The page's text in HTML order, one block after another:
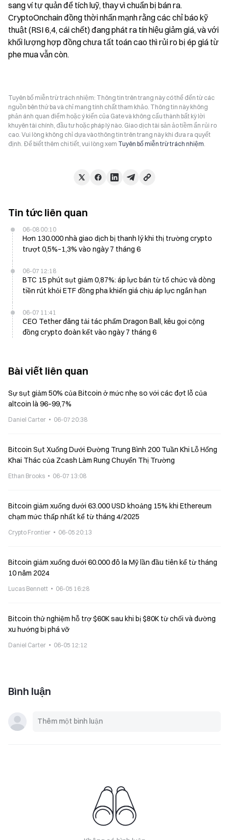
sang ví tự quản để tích luỹ, thay vì chuẩn bị bán ra.
CryptoOnchain đồng thời nhấn mạnh rằng các chỉ báo kỹ
thuật (RSI 6,4, cái chết) đang phát ra tín hiệu giảm giá, và với
khối lượng hợp đồng chưa tất toán cao thì rủi ro bị ép giá từ
phe mua vẫn còn.
Tuyên bố miễn trừ trách nhiệm: Thông tin trên trang này có thể đến từ các
nguồn bên thứ ba và chỉ mang tính chất tham khảo. Thông tin này không
phản ánh quan điểm hoặc ý kiến của Gate và không cấu thành bất kỳ lời
khuyên tài chính, đầu tư hoặc pháp lý nào. Giao dịch tài sản ảo tiềm ẩn rủi ro
cao. Vui lòng không chỉ dựa vào thông tin trên trang này khi đưa ra quyết
định. Để biết thêm chi tiết, vui lòng xem Tuyên bố miễn trừ trách nhiệm
Tin tức liên quan
06-08 00:10
Hơn 130.000 nhà giao dịch bị thanh lý khi thị trường crypto
trượt 0,5%–1,3% vào ngày 7 tháng 6
06-07 12:18
BTC 15 phút sụt giảm 0,87%: áp lực bán từ tổ chức và dòng
tiền rút khỏi ETF đồng pha khiến giá chịu áp lực ngắn hạn
06-07 11:41
CEO Tether đăng tải tác phẩm Dragon Ball, kêu gọi cộng
đồng crypto đoàn kết vào ngày 7 tháng 6
Bài viết liên quan
Sự sụt giảm 50% của Bitcoin ở mức nhẹ so với các đợt lỗ của
altcoin là 96–99,7%
Daniel Carter 06-07 20:38
Bitcoin Sụt Xuống Dưới Đường Trung Bình 200 Tuần Khi Lỗ Hổng
Khai Thác của Zcash Làm Rung Chuyển Thị Trường
Ethan Brooks 06-07 13:08
Bitcoin giảm xuống dưới 63.000 USD khoảng 15% khi Ethereum
chạm mức thấp nhất kể từ tháng 4/2025
Crypto Frontier 06-05 20:13
Bitcoin giảm xuống dưới 60.000 đô la Mỹ lần đầu tiên kể từ tháng
10 năm 2024
Lucas Bennett 06-05 16:28
Bitcoin thử nghiệm hỗ trợ $60K sau khi bị $80K từ chối và đường
xu hướng bị phá vỡ
Daniel Carter 06-05 12:12
Bình luận